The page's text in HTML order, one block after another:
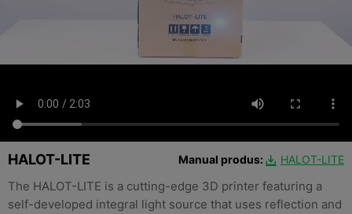
HALOT-LITE Manual produs:  HALOT-LITE
The HALOT-LITE is a cutting-edge 3D printer featuring a
self-developed integral light source that uses reflection and